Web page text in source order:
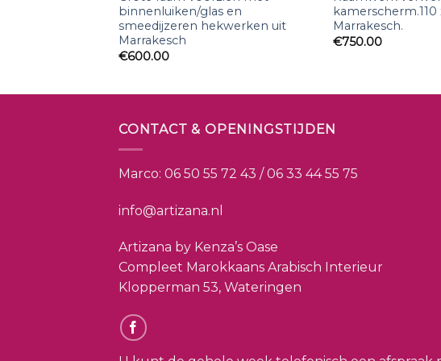
binnenluiken/glas en
smeedijzeren hekwerken uit
Marrakesch
€600.00
kamerscherm.110
Marrakesch.
€750.00
CONTACT & OPENINGSTIJDEN
Marco: 06 50 55 72 43 / 06 33 44 55 75
info@artizana.nl
Artizana by Kenza’s Oase
Compleet Marokkaans Arabisch Interieur
Klopperman 53, Wateringen